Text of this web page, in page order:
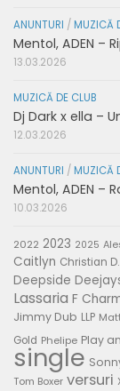
ANUNTURI / MUZICĂ
Mentol, ADEN –
13.03.2026
MUZICĂ DE CLUB
Dj Dark x ella –
12.03.2026
ANUNTURI / MUZICĂ
Mentol, ADEN –
10.03.2026
2022 2023 2025
Caitlyn Christian D.
Deepside
Lassaria F
Jimmy Dub LLP
Gold Phelipe Play
single
Tom Boxer versuri